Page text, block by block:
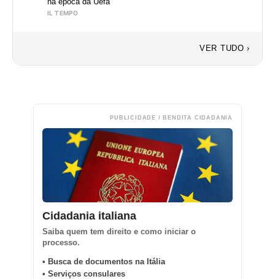
IL TEMPO
VER TUDO ›
PUBLICIDADE / BENDITA CIDADANIA
Cidadania italiana
Saiba quem tem direito e como iniciar o
processo.
• Busca de documentos na Itália
• Serviços consulares